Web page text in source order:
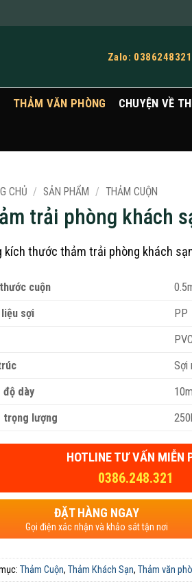
Zalo: 0386248321
THẢM VĂN PHÒNG CHUYỆN VỀ
CHỦ / SẢN PHẨM / THẢM CUỘN
trải phòng khách
kích thước thảm trải phòng khách
cuộn
sợi
PP
PVC
Sợi
độ dày
trọng lượng
HOTLINE TƯ VẤN MIỄN
0386.248.321
ĐẶT HÀNG NGAY
Gọi điện xác nhận và khảo sát tận nơi
Thảm Cuộn, Thảm Khách Sạn, Thảm văn